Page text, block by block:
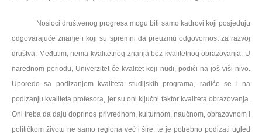
Nosioci društvenog progresa mogu biti samo kadrovi koji posjeduju
odgovarajuće znanje i koji su spremni da preuzmu odgovornost za razvoj
društva. Međutim, nema kvalitetnog znanja bez kvalitetnog obrazovanja. U
narednom periodu, Univerzitet će kvalitet koji nudi, podići na još viši nivo.
Uporedo sa podizanjem kvaliteta studijskih programa, radiće se i na
podizanju kvaliteta profesora, jer su oni ključni faktor kvaliteta obrazovanja.
Oni treba da dajudoprinos privrednom, kulturnom, naučnom, obrazovnom i
političkom životu ne samo regiona već i šire , te je potrebno podizati ugled